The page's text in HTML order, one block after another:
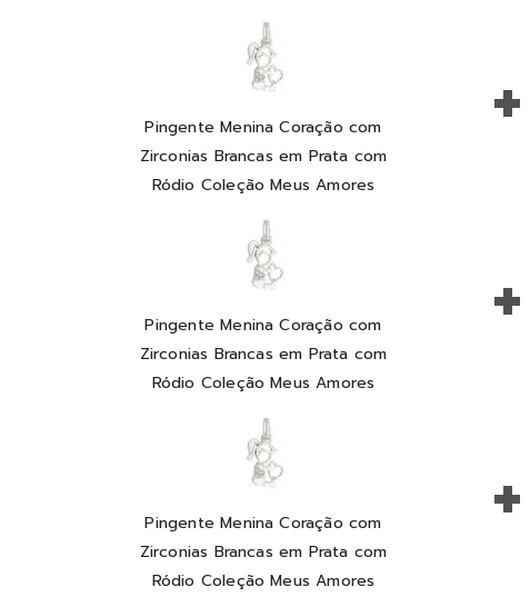
Pingente Menina Coração com
Zirconias Brancas em Prata com
Ródio Coleção Meus Amores
+
Pingente Menina Coração com
Zirconias Brancas em Prata com
Ródio Coleção Meus Amores
+
Pingente Menina Coração com
Zirconias Brancas em Prata com
Ródio Coleção Meus Amores
+